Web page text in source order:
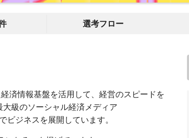
選考フロー
済情報基盤を活用して、経営のスピードを
大級のソーシャル経済メディア
ビジネスを展開しています。